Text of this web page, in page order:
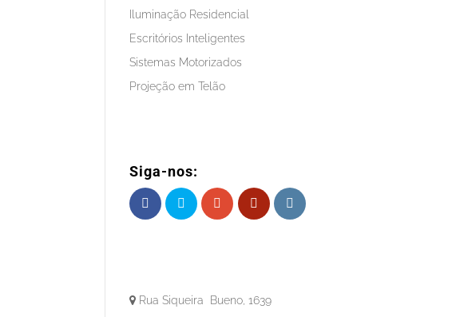
Iluminação Residencial
Escritórios Inteligentes
Sistemas Motorizados
Projeção em Telão
Siga-nos:
Rua Siqueira Bueno, 1639